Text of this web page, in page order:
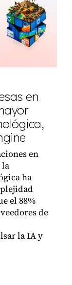
en
en
la
ha
el 88%
de
la IA y